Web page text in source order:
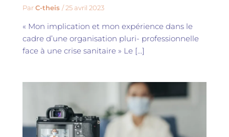
ParC-theis/25 avril 2023
« Mon implication et mon expérience dans le
cadre d’une organisation pluri- professionnelle
face à une crise sanitaire » Le […]